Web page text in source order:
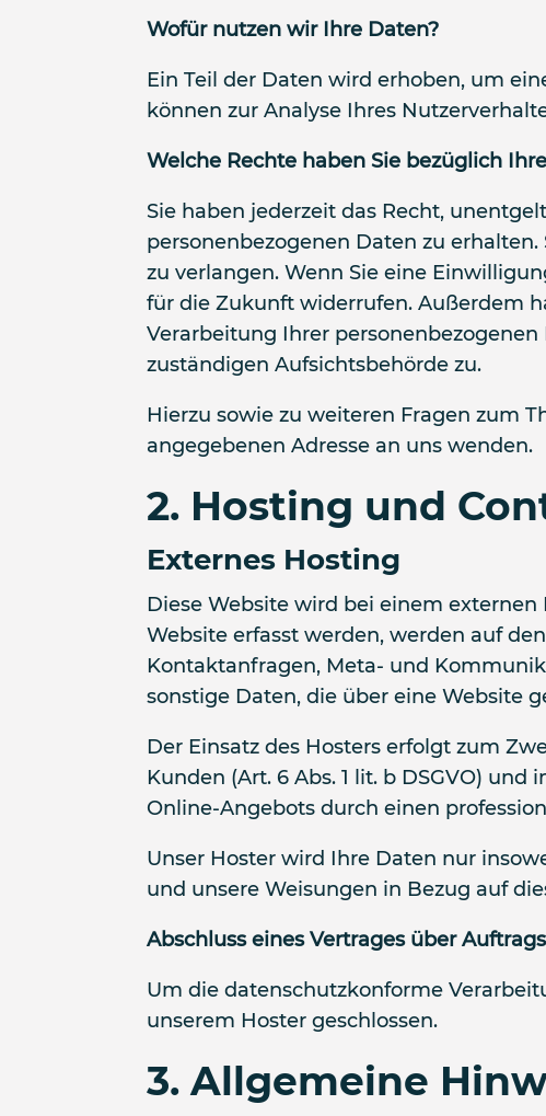
Wofür nutzen wir Ihre Daten?
Ein Teil der Daten wird erhoben, um
können zur Analyse Ihres
Welche Rechte haben Sie bezüglich
Sie haben jederzeit das Recht,
personenbezogenen Daten zu
zu verlangen. Wenn Sie eine
für die Zukunft widerrufen. Außerdem
Verarbeitung Ihrer
zuständigen Aufsichtsbehörde zu.
Hierzu sowie zu weiteren Fragen zum
angegebenen Adresse an uns wenden.
2. Hosting und
Externes Hosting
Diese Website wird bei einem
Website erfasst werden, werden auf
Kontaktanfragen, Meta- und
sonstige Daten, die über eine Website
Der Einsatz des Hosters erfolgt zum
Kunden (Art. 6 Abs. 1 lit. b DSGVO)
Online-Angebots durch einen
Unser Hoster wird Ihre Daten nur
und unsere Weisungen in Bezug auf
Abschluss eines Vertrages über
Um die datenschutzkonforme
unserem Hoster geschlossen.
3. Allgemeine